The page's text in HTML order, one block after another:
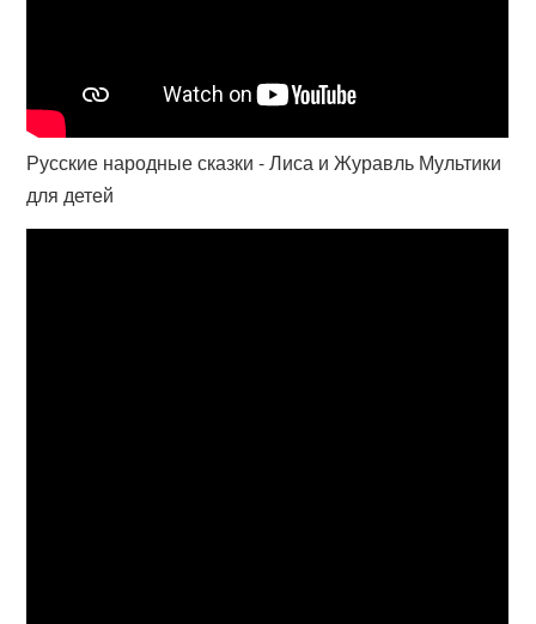
Русские народные сказки - Лиса и Журавль Мультики
для детей